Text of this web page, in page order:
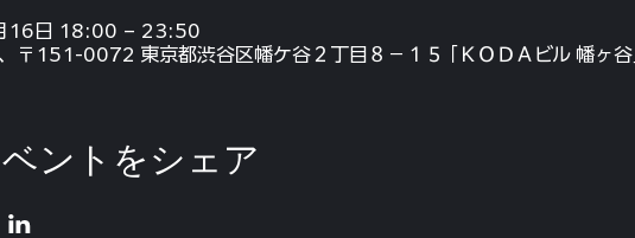
16日 18:00 – 23:50
〒151-0072 東京都渋谷区幡ケ谷２丁目８−１５ ｢ＫＯＤＡビル 幡ヶ谷｣
ントをシェア